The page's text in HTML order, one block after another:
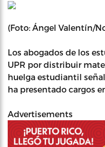
(Foto: Ángel Valentín/
Los abogados de los
UPR por distribuir
huelga estudiantil
ha presentado cargos
Advertisements